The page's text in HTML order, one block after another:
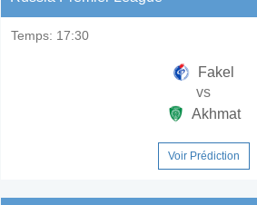
Temps: 17:30
Fakel
vs
Akhmat
Voir Prédiction